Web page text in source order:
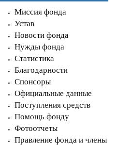
Миссия фонда
Устав
Новости фонда
Нужды фонда
Статистика
Благодарности
Спонсоры
Официальные данные
Поступления средств
Помощь фонду
Фотоотчеты
Правление фонда и члены